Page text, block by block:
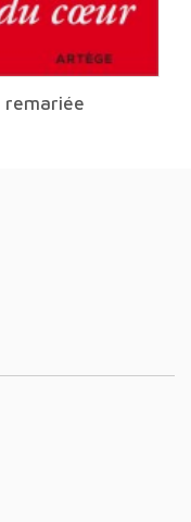
remariée